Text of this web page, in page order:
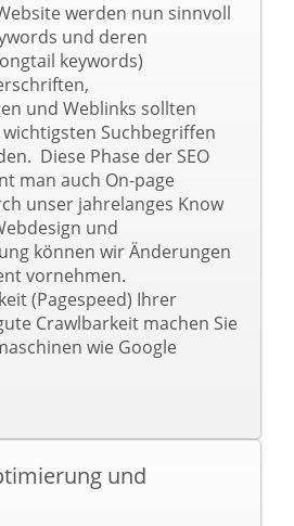
werden nun sinnvoll
und deren
keywords)
und Weblinks sollten
Suchbegriffen
Diese Phase der SEO
man auch On-page
unser jahrelanges Know
und
können wir Änderungen
vornehmen.
(Pagespeed) Ihrer
Crawlbarkeit machen Sie
wie Google
und